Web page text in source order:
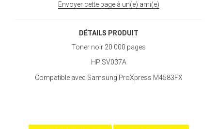
Envoyer cette page à un(e) ami(e)
DÉTAILS PRODUIT
Toner noir 20 000 pages
HP SV037A
Compatible avec Samsung ProXpress M4583FX